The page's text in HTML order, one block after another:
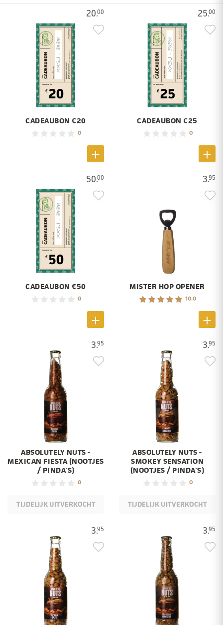
20.00
CADEAUBON €20
0
25.00
CADEAUBON €25
0
50.00
CADEAUBON €50
0
3.95
MISTER HOP OPENER
10.0
3.95
ABSOLUTELY NUTS -
MEXICAN FIESTA (NOOTJES
/ PINDA'S)
0
TIJDELIJK UITVERKOCHT
3.95
ABSOLUTELY NUTS -
SMOKEY SENSATION
(NOOTJES / PINDA'S)
0
TIJDELIJK UITVERKOCHT
3.95 3.95